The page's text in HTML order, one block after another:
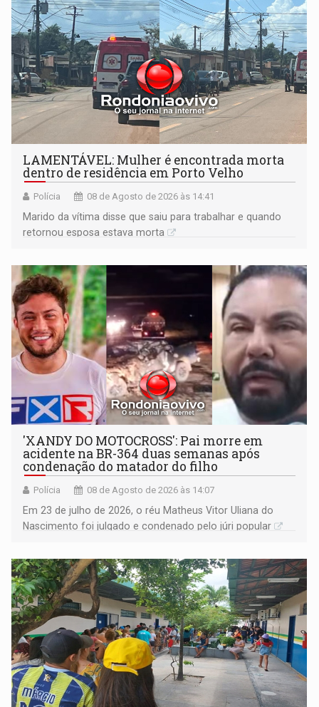
LAMENTÁVEL: Mulher é encontrada morta
dentro de residência em Porto Velho
Polícia 08 de Agosto de 2026 às 14:41
Marido da vítima disse que saiu para trabalhar e quando
retornou esposa estava morta
'XANDY DO MOTOCROSS': Pai morre em
acidente na BR-364 duas semanas após
condenação do matador do filho
Polícia 08 de Agosto de 2026 às 14:07
Em 23 de julho de 2026, o réu Matheus Vitor Uliana do
Nascimento foi julgado e condenado pelo júri popular